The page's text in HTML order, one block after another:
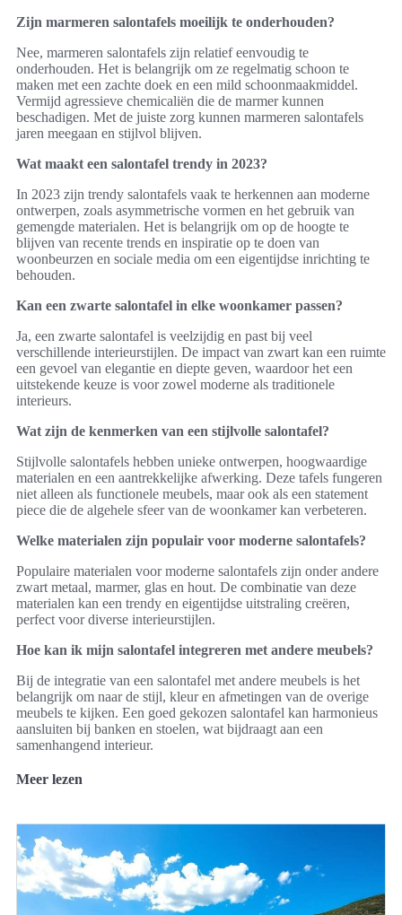
Zijn marmeren salontafels moeilijk te onderhouden?
Nee, marmeren salontafels zijn relatief eenvoudig te
onderhouden. Het is belangrijk om ze regelmatig schoon te
maken met een zachte doek en een mild schoonmaakmiddel.
Vermijd agressieve chemicaliën die de marmer kunnen
beschadigen. Met de juiste zorg kunnen marmeren salontafels
jaren meegaan en stijlvol blijven.
Wat maakt een salontafel trendy in 2023?
In 2023 zijn trendy salontafels vaak te herkennen aan moderne
ontwerpen, zoals asymmetrische vormen en het gebruik van
gemengde materialen. Het is belangrijk om op de hoogte te
blijven van recente trends en inspiratie op te doen van
woonbeurzen en sociale media om een eigentijdse inrichting te
behouden.
Kan een zwarte salontafel in elke woonkamer passen?
Ja, een zwarte salontafel is veelzijdig en past bij veel
verschillende interieurstijlen. De impact van zwart kan een ruimte
een gevoel van elegantie en diepte geven, waardoor het een
uitstekende keuze is voor zowel moderne als traditionele
interieurs.
Wat zijn de kenmerken van een stijlvolle salontafel?
Stijlvolle salontafels hebben unieke ontwerpen, hoogwaardige
materialen en een aantrekkelijke afwerking. Deze tafels fungeren
niet alleen als functionele meubels, maar ook als een statement
piece die de algehele sfeer van de woonkamer kan verbeteren.
Welke materialen zijn populair voor moderne salontafels?
Populaire materialen voor moderne salontafels zijn onder andere
zwart metaal, marmer, glas en hout. De combinatie van deze
materialen kan een trendy en eigentijdse uitstraling creëren,
perfect voor diverse interieurstijlen.
Hoe kan ik mijn salontafel integreren met andere meubels?
Bij de integratie van een salontafel met andere meubels is het
belangrijk om naar de stijl, kleur en afmetingen van de overige
meubels te kijken. Een goed gekozen salontafel kan harmonieus
aansluiten bij banken en stoelen, wat bijdraagt aan een
samenhangend interieur.
Meer lezen